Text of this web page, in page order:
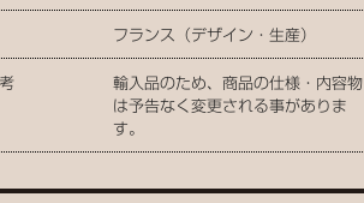
フランス（デザイン・生産）
輸入品のため、商品の仕様・内容物
は予告なく変更される事がありま
す。